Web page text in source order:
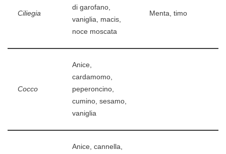
Ciliegia
di garofano,
vaniglia, macis,
noce moscata
Menta, timo
Cocco
Anice,
cardamomo,
peperoncino,
cumino, sesamo,
vaniglia
Anice, cannella,